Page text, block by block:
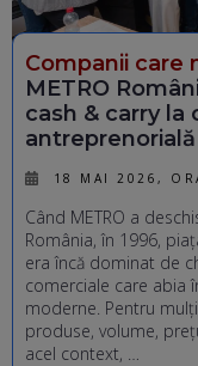
Companii care
METRO
cash & carry
18 MAI 2026,
Când METRO a
România, în 1996,
era încă dominat de
comerciale care abia
moderne. Pentru
produse, volume,
acel context, …